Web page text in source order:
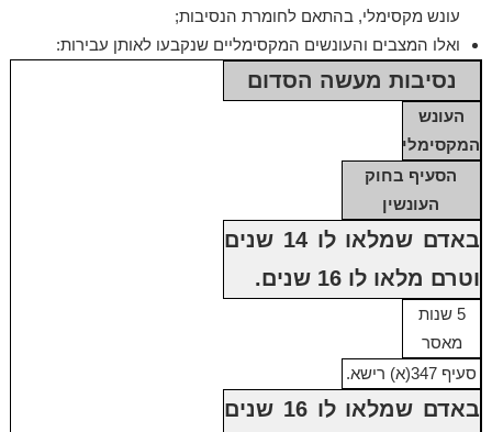
עונש מקסימלי, בהתאם לחומרת הנסיבות;
ואלו המצבים והעונשים המקסימליים שנקבעו לאותן עבירות:
נסיבות מעשה הסדום
העונש
המקסימלי
הסעיף בחוק
העונשין
באדם שמלאו לו 14 שנים
וטרם מלאו לו 16 שנים.
5 שנות
מאסר
סעיף 347(א) רישא.
באדם שמלאו לו 16 שנים